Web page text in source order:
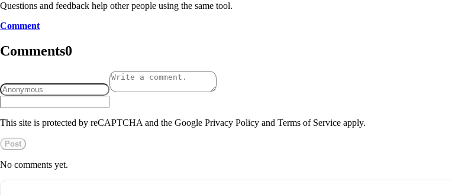
Questions and feedback help other people using the same tool.
Comment
Comments0
This site is protected by reCAPTCHA and the Google Privacy Policy and Terms of Service apply.
Post
No comments yet.